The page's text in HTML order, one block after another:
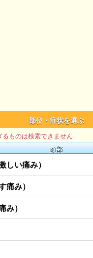
部位・症状を選ぶ
ものは検索できません
頭部
しい痛み）
痛み）
み）